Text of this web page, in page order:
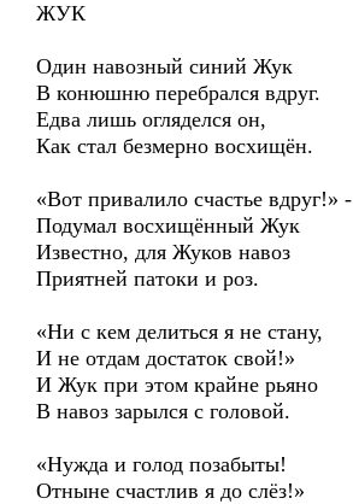
ЖУК
Один навозный синий Жук
В конюшню перебрался вдруг.
Едва лишь огляделся он,
Как стал безмерно восхищён.
«Вот привалило счастье вдруг!» -
Подумал восхищённый Жук
Известно, для Жуков навоз
Приятней патоки и роз.
«Ни с кем делиться я не стану,
И не отдам достаток свой!»
И Жук при этом крайне рьяно
В навоз зарылся с головой.
«Нужда и голод позабыты!
Отныне счастлив я до слёз!»